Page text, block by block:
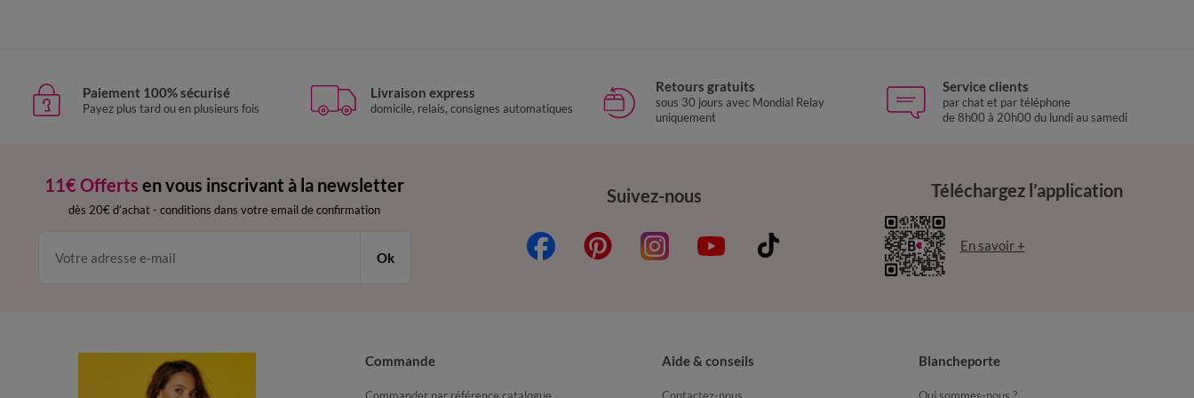
Paiement 100% sécurisé
Payez plus tard ou en plusieurs fois
Livraison express
domicile, relais, consignes automatiques
Retours gratuits
sous 30 jours avec Mondial Relay
uniquement
Service clients
par chat et par téléphone
de 8h00 à 20h00 du lundi au samedi
11€ Offerts en vous inscrivant à la newsletter
dès 20€ d’achat - conditions dans votre email de confirmation
Ok
Suivez-nous Téléchargez l’application
En savoir +
Commande Aide & conseils Blancheporte